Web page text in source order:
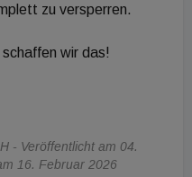
zu versperren.
wir das!
- Veröffentlicht am 04.
16. Februar 2026